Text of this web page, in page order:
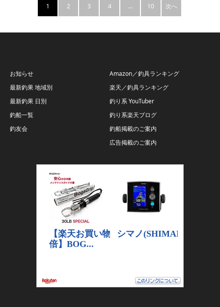
1 2 3 4 ... 10 次へ
お知らせ
最新釣果 地域別
最新釣果 日別
釣船一覧
釣友会
Amazon／釣具ランキング
楽天／釣具ランキング
釣り系 YouTuber
釣り系楽天ブログ
釣船掲載のご案内
広告掲載のご案内